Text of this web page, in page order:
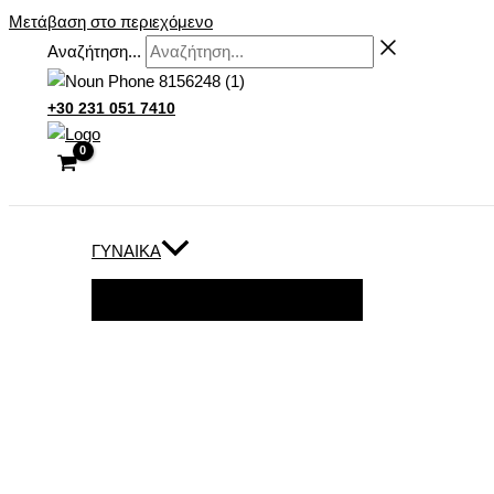
Μετάβαση στο περιεχόμενο
Αναζήτηση...
+30 231 051 7410
ΓΥΝΑΊΚΑ